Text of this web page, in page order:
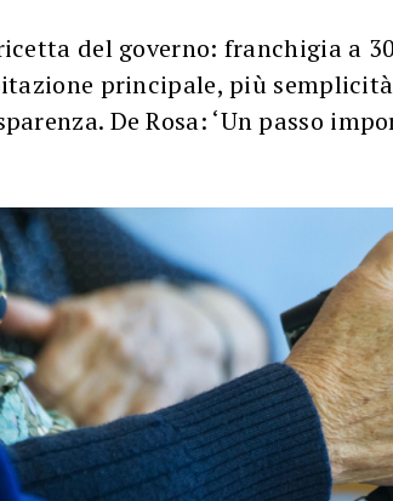
del governo: franchigia a
principale, più
De Rosa: ‘Un passo